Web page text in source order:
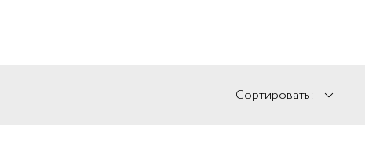
Сортировать: